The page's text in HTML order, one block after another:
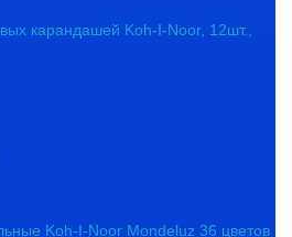
карандашей Koh-I-Noor, 12шт.,
Koh-I-Noor Mondeluz 36 цветов